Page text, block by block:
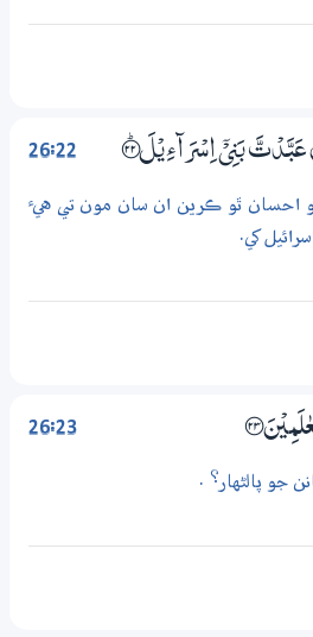
26:22 عَبَّدْتَّ بَنِيْٓ اِسْرَاۗءِيْلَ ؀ۭ22
احسان ٿو ڪرين ان سان مون تي هيء
کي.
26:23 ؀23
جو پالڻهار؟ .